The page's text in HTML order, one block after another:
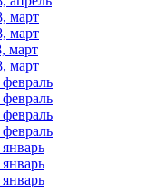
март
март
март
март